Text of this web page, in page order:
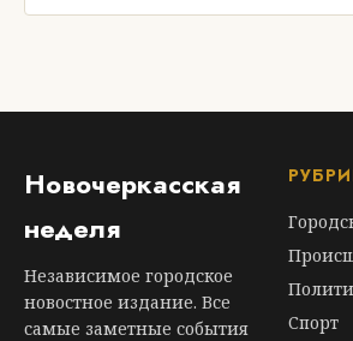
Новочеркасская
неделя
Независимое городское
новостное издание. Все
самые заметные события
Спорт